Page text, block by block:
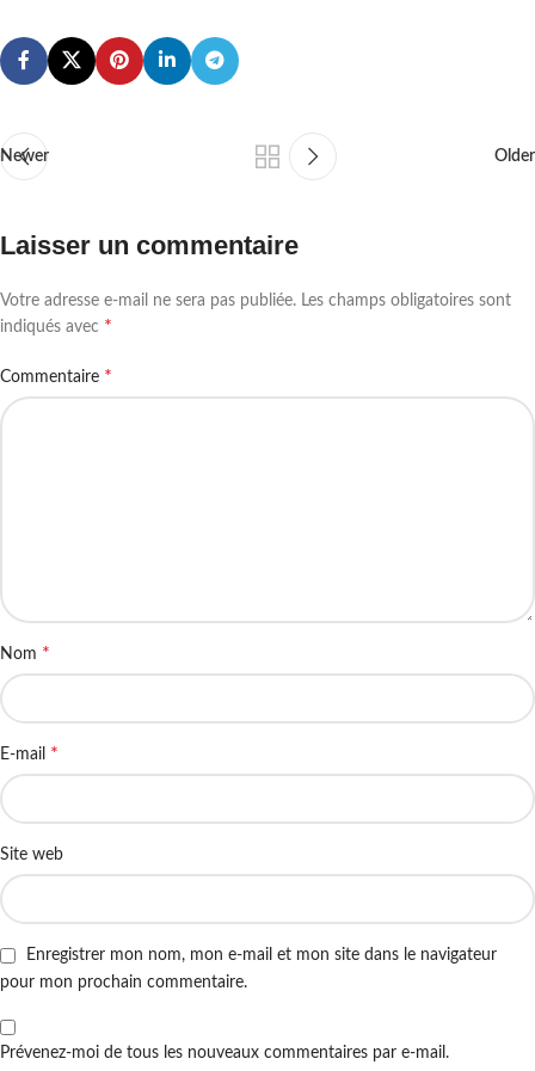
Newer Older
Laisser un commentaire
Votre adresse e-mail ne sera pas publiée. Les champs obligatoires sont
indiqués avec *
Commentaire *
Nom *
E-mail *
Site web
Enregistrer mon nom, mon e-mail et mon site dans le navigateur
pour mon prochain commentaire.
Prévenez-moi de tous les nouveaux commentaires par e-mail.